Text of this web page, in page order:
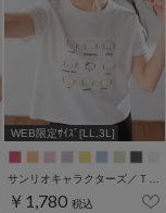
WEB限定ｻｲｽﾞ[LL,3L]
￥1,780 税込